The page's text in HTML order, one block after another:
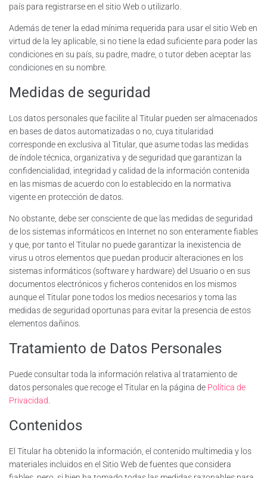
país para registrarse en el sitio Web o utilizarlo.
Además de tener la edad mínima requerida para usar el sitio Web en
virtud de la ley aplicable, si no tiene la edad suficiente para poder las
condiciones en su país, su padre, madre, o tutor deben aceptar las
condiciones en su nombre.
Medidas de seguridad
Los datos personales que facilite al Titular pueden ser almacenados
en bases de datos automatizadas o no, cuya titularidad
corresponde en exclusiva al Titular, que asume todas las medidas
de índole técnica, organizativa y de seguridad que garantizan la
confidencialidad, integridad y calidad de la información contenida
en las mismas de acuerdo con lo establecido en la normativa
vigente en protección de datos.
No obstante, debe ser consciente de que las medidas de seguridad
de los sistemas informáticos en Internet no son enteramente fiables
y que, por tanto el Titular no puede garantizar la inexistencia de
virus u otros elementos que puedan producir alteraciones en los
sistemas informáticos (software y hardware) del Usuario o en sus
documentos electrónicos y ficheros contenidos en los mismos
aunque el Titular pone todos los medios necesarios y toma las
medidas de seguridad oportunas para evitar la presencia de estos
elementos dañinos.
Tratamiento de Datos Personales
Puede consultar toda la información relativa al tratamiento de
datos personales que recoge el Titular en la página de Política de
Privacidad.
Contenidos
El Titular ha obtenido la información, el contenido multimedia y los
materiales incluidos en el Sitio Web de fuentes que considera